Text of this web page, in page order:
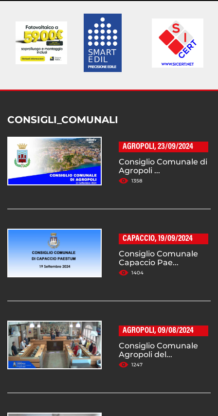
CONSIGLI_COMUNALI
AGROPOLI, 23/09/2024
Consiglio Comunale di
Agropoli ...
1358
CAPACCIO, 19/09/2024
Consiglio Comunale
Capaccio Pae...
1404
AGROPOLI, 09/08/2024
Consiglio Comunale
Agropoli del...
1247